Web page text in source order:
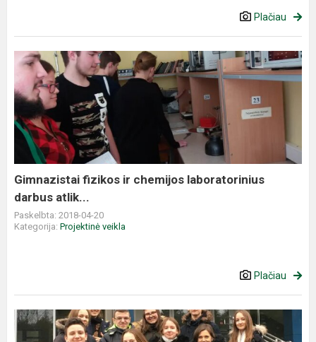
Plačiau
Gimnazistai
fizikos
ir
chemijos
laboratorinius
darbus
atlik...
Gimnazistai fizikos ir chemijos laboratorinius
darbus atlik...
Paskelbta: 2018-04-20
Kategorija: Projektinė veikla
Plačiau
„Žiburio“
gimnazistai